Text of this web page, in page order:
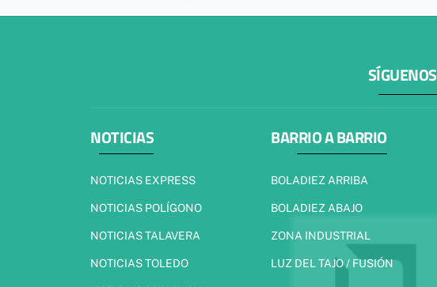
SÍGUENOS
NOTICIAS
NOTICIAS EXPRESS
NOTICIAS POLÍGONO
NOTICIAS TALAVERA
NOTICIAS TOLEDO
BARRIO A BARRIO
BOLADIEZ ARRIBA
BOLADIEZ ABAJO
ZONA INDUSTRIAL
LUZ DEL TAJO / FUSIÓN